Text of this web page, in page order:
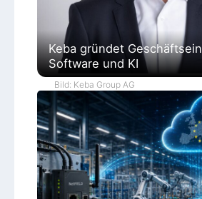
Keba gründet
Software und KI
Bild: Keba Group AG